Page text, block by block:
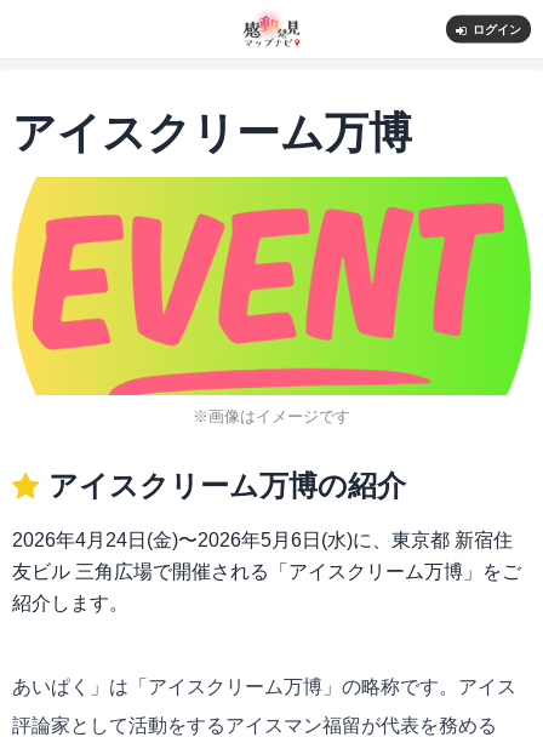
ログイン
アイスクリーム万博
※画像はイメージです
アイスクリーム万博の紹介
2026年4月24日(金)〜2026年5月6日(水)に、東京都 新宿住
友ビル 三角広場で開催される「アイスクリーム万博」をご
紹介します。
あいぱく」は「アイスクリーム万博」の略称です。アイス
評論家として活動をするアイスマン福留が代表を務める